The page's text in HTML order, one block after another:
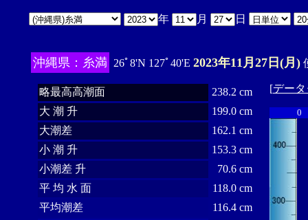
年 月 日
沖縄県：糸満 26ﾟ8'N 127ﾟ40'E 2023年11月27日(月)
略最高高潮面
238.2 cm
大 潮 升
199.0 cm
大潮差
162.1 cm
小 潮 升
153.3 cm
小潮差 升
70.6 cm
平 均 水 面
118.0 cm
平均潮差
116.4 cm
[デー
0